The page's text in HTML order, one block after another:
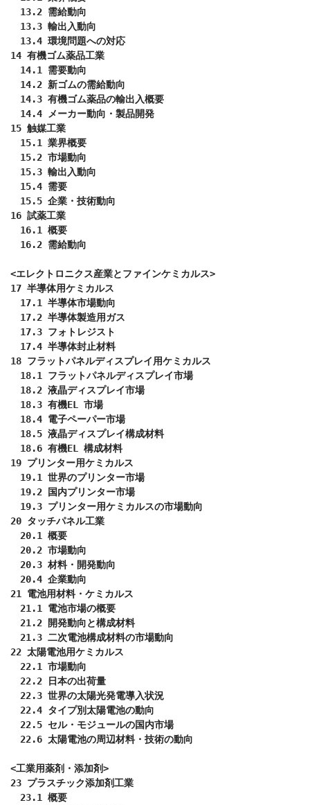
13.2 需給動向
13.3 輸出入動向
13.4 環境問題への対応
14 有機ゴム薬品工業
14.1 需要動向
14.2 新ゴムの需給動向
14.3 有機ゴム薬品の輸出入概要
14.4 メーカー動向・製品開発
15 触媒工業
15.1 業界概要
15.2 市場動向
15.3 輸出入動向
15.4 需要
15.5 企業・技術動向
16 試薬工業
16.1 概要
16.2 需給動向
<エレクトロニクス産業とファインケミカルス>
17 半導体用ケミカルス
17.1 半導体市場動向
17.2 半導体製造用ガス
17.3 フォトレジスト
17.4 半導体封止材料
18 フラットパネルディスプレイ用ケミカルス
18.1 フラットパネルディスプレイ市場
18.2 液晶ディスプレイ市場
18.3 有機EL 市場
18.4 電子ペーパー市場
18.5 液晶ディスプレイ構成材料
18.6 有機EL 構成材料
19 プリンター用ケミカルス
19.1 世界のプリンター市場
19.2 国内プリンター市場
19.3 プリンター用ケミカルスの市場動向
20 タッチパネル工業
20.1 概要
20.2 市場動向
20.3 材料・開発動向
20.4 企業動向
21 電池用材料・ケミカルス
21.1 電池市場の概要
21.2 開発動向と構成材料
21.3 二次電池構成材料の市場動向
22 太陽電池用ケミカルス
22.1 市場動向
22.2 日本の出荷量
22.3 世界の太陽光発電導入状況
22.4 タイプ別太陽電池の動向
22.5 セル・モジュールの国内市場
22.6 太陽電池の周辺材料・技術の動向
<工業用薬剤・添加剤>
23 プラスチック添加剤工業
23.1 概要